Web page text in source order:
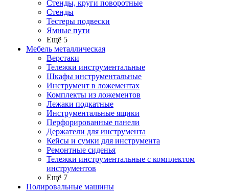
Стенды, круги поворотные
Стенды
Тестеры подвески
Ямные пути
Ещё 5
Мебель металлическая
Верстаки
Тележки инструментальные
Шкафы инструментальные
Инструмент в ложементах
Комплекты из ложементов
Лежаки подкатные
Инструментальные ящики
Перфорированные панели
Держатели для инструмента
Кейсы и сумки для инструмента
Ремонтные сиденья
Тележки инструментальные с комплектом
инструментов
Ещё 7
Полировальные машины